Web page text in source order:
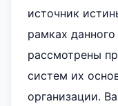
источник
рамках
рассмотрены
систем их
организации.